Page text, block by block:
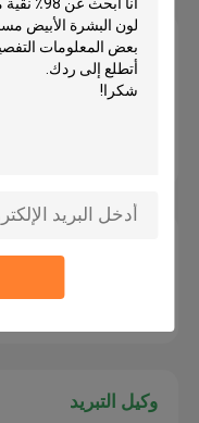
نكهة ورائحة
CAS 13215-88-
& Daily Chemicals
وكيل التبريد